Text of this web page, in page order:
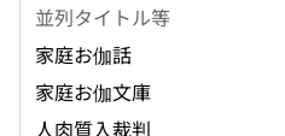
並列タイトル等
家庭お伽話
家庭お伽文庫
人肉質入裁判